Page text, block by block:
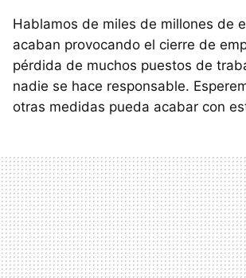
Hablamos de miles de millones de
acaban provocando el cierre de
pérdida de muchos puestos de
nadie se hace responsable.
otras medidas pueda acabar con